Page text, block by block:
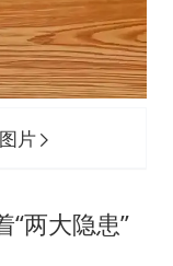
片
“两大隐患”